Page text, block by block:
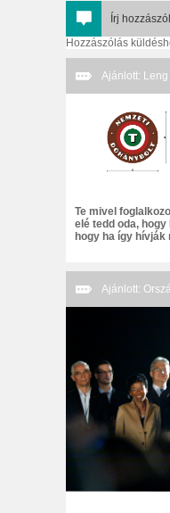
Írj
Hozzászólás
Ajánlott:
Te mivel
elé tedd oda,
hogy ha így hívják
Ajánlott: